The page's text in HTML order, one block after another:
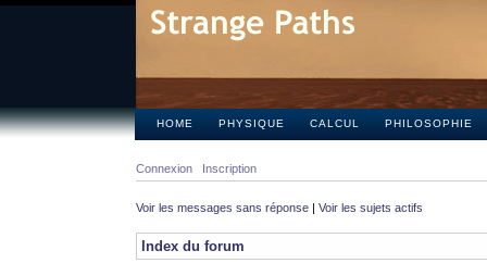
HOME PHYSIQUE CALCUL PHILOSOPHIE
Connexion Inscription
Voir les messages sans réponse | Voir les sujets actifs
Index du forum